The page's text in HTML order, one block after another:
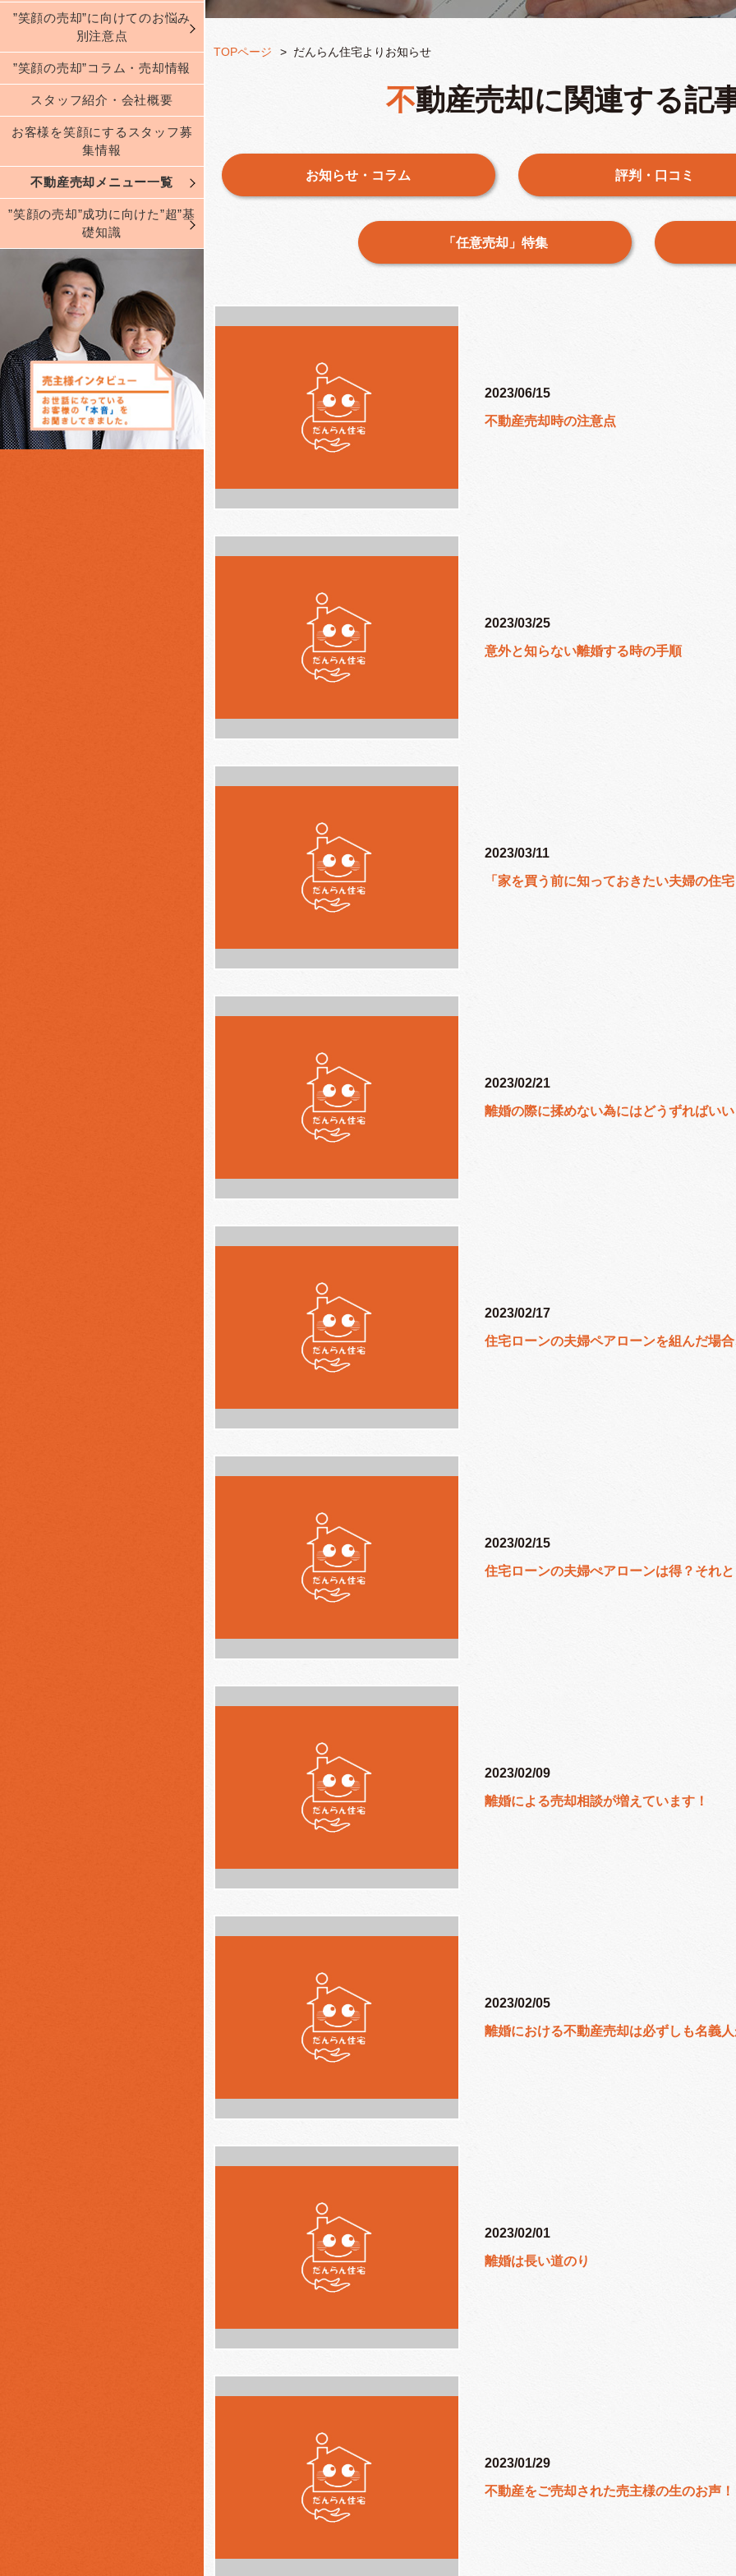
”笑顔の売却”に向けてのお悩み
別注意点
”笑顔の売却”コラム・売却情報
スタッフ紹介・会社概要
お客様を笑顔にするスタッフ募
集情報
不動産売却メニュー一覧
”笑顔の売却”成功に向けた”超”基
礎知識
TOPページ だんらん住宅よりお知らせ
不動産売却に関連する
お知らせ・コラム 評判・口コミ
「任意売却」特集
2023/06/15
不動産売却時の注意点
2023/03/25
意外と知らない離婚する時の手順
2023/03/11
「家を買う前に知っておきたい夫婦の住
2023/02/21
離婚の際に揉めない為にはどうずればい
2023/02/17
住宅ローンの夫婦ペアローンを組んだ場
2023/02/15
住宅ローンの夫婦ぺアローンは得？それ
2023/02/09
離婚による売却相談が増えています！
2023/02/05
離婚における不動産売却は必ずしも名義
2023/02/01
離婚は長い道のり
2023/01/29
不動産をご売却された売主様の生のお声！